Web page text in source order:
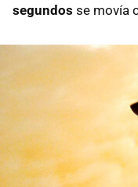
segundos se movía